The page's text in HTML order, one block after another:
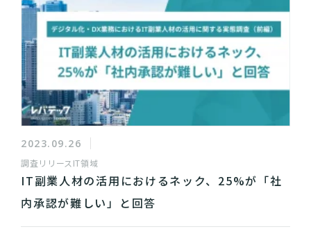
2023.09.26
調査リリース IT領域
IT副業人材の活用におけるネック、25%が「社
内承認が難しい」と回答